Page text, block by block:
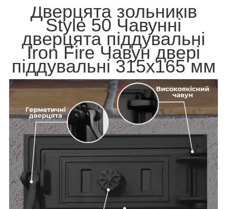
Дверцята зольників
Style 50 Чавунні
дверцята піддувальні
Iron Fire Чавун двері
піддувальні 315х165 мм